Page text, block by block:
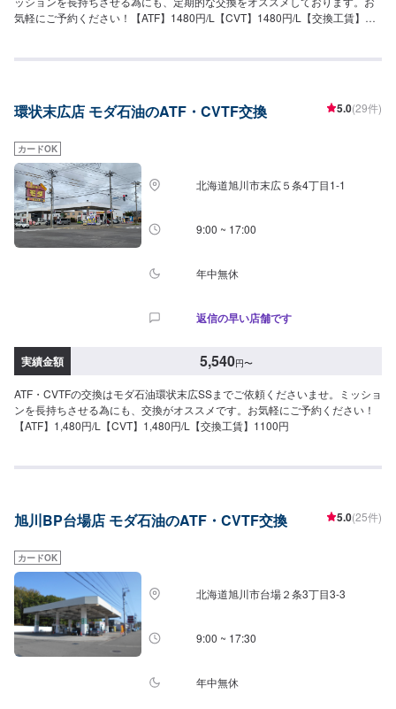
気軽にご予約ください！【ATF】1480円/L【CVT】1480円/L【交換工賃】
環状末広店 モダ石油のATF・CVTF交換 5.0(29件)
カードOK
北海道旭川市末広５条4丁目1-1
9:00 ~ 17:00
年中無休
返信の早い店舗です
実績金額 5,540円〜
ATF・CVTFの交換はモダ石油環状末広SSまでご依頼くださいませ。ミッショ
ンを長持ちさせる為にも、交換がオススメです。お気軽にご予約ください！
【ATF】1,480円/L【CVT】1,480円/L【交換工賃】1100円
旭川BP台場店 モダ石油のATF・CVTF交換 5.0(25件)
カードOK
北海道旭川市台場２条3丁目3-3
9:00 ~ 17:30
年中無休